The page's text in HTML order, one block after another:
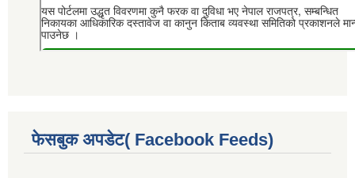
फेसबुक अपडेट( Facebook Feeds)